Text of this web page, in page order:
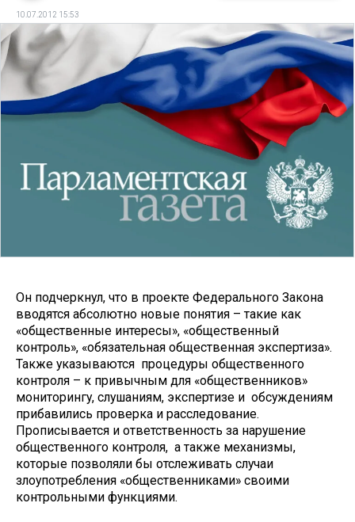
10.07.2012 15:53
Он подчеркнул, что в проекте Федерального Закона
вводятся абсолютно новые понятия – такие как
«общественные интересы», «общественный
контроль», «обязательная общественная экспертиза».
Также указываются процедуры общественного
контроля – к привычным для «общественников»
мониторингу, слушаниям, экспертизе и обсуждениям
прибавились проверка и расследование.
Прописывается и ответственность за нарушение
общественного контроля, а также механизмы,
которые позволяли бы отслеживать случаи
злоупотребления «общественниками» своими
контрольными функциями.